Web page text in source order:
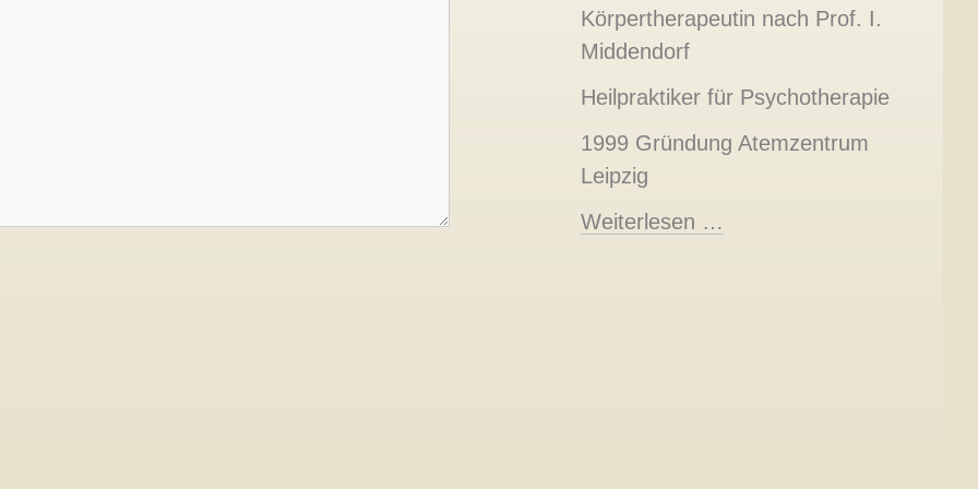
Körpertherapeutin nach Prof. I.
Middendorf
Heilpraktiker für Psychotherapie
1999 Gründung Atemzentrum
Leipzig
Weiterlesen …